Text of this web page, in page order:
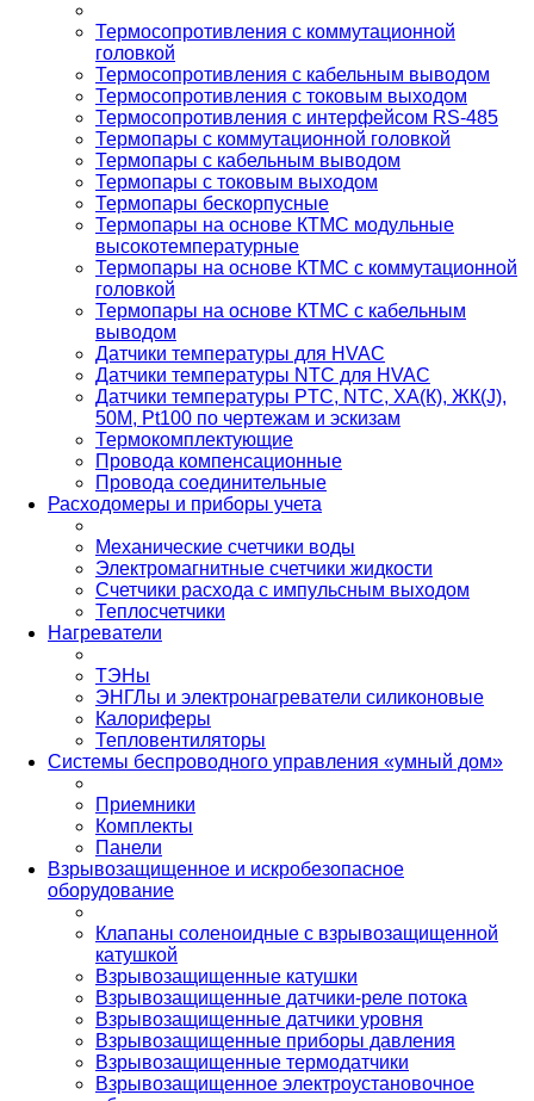
Термосопротивления с коммутационной
головкой
Термосопротивления с кабельным выводом
Термосопротивления с токовым выходом
Термосопротивления с интерфейсом RS-485
Термопары с коммутационной головкой
Термопары с кабельным выводом
Термопары с токовым выходом
Термопары бескорпусные
Термопары на основе КТМС модульные
высокотемпературные
Термопары на основе КТМС с коммутационной
головкой
Термопары на основе КТМС с кабельным
выводом
Датчики температуры для HVAC
Датчики температуры NTC для HVAC
Датчики температуры PTС, NTC, ХА(К), ЖК(J),
50М, Pt100 по чертежам и эскизам
Термокомплектующие
Провода компенсационные
Провода соединительные
Расходомеры и приборы учета
Механические счетчики воды
Электромагнитные счетчики жидкости
Счетчики расхода с импульсным выходом
Теплосчетчики
Нагреватели
ТЭНы
ЭНГЛы и электронагреватели силиконовые
Калориферы
Тепловентиляторы
Системы беспроводного управления «умный дом»
Приемники
Комплекты
Панели
Взрывозащищенное и искробезопасное
оборудование
Клапаны соленоидные с взрывозащищенной
катушкой
Взрывозащищенные катушки
Взрывозащищенные датчики-реле потока
Взрывозащищенные датчики уровня
Взрывозащищенные приборы давления
Взрывозащищенные термодатчики
Взрывозащищенное электроустановочное